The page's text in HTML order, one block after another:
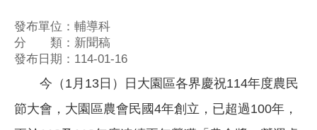
發布單位：輔導科
分 類：新聞稿
發布日期：114-01-16
今（1月13日）日大園區各界慶祝114年度農民
節大會，大園區農會民國4年創立，已超過100年，